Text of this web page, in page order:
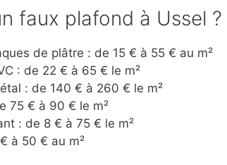
faux plafond à Ussel ?
de plâtre : de 15 € à 55 € au m²
: de 22 € à 65 € le m²
: de 140 € à 260 € le m²
75 € à 90 € le m²
: de 8 € à 75 € le m²
à 50 € au m²